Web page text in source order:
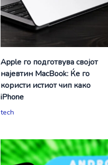
Apple го подготвува својот
најевтин MacBook: Ќе го
користи истиот чип како
iPhone
tech